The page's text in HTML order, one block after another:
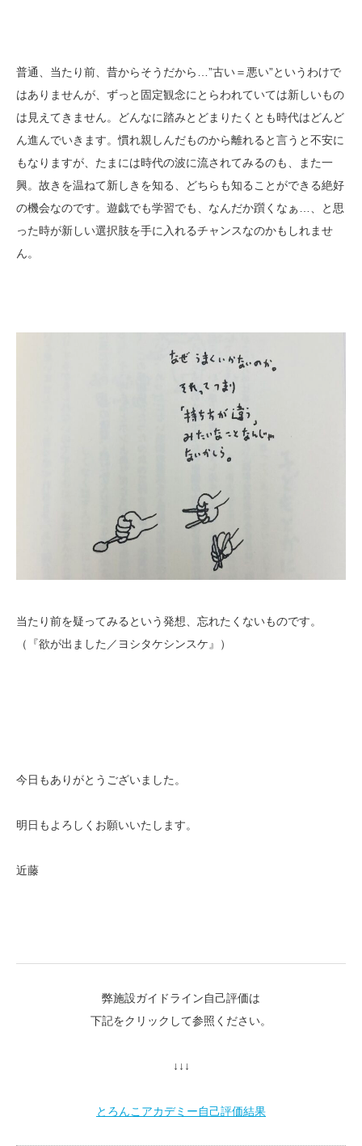
普通、当たり前、昔からそうだから…”古い＝悪い”というわけで
はありませんが、ずっと固定観念にとらわれていては新しいもの
は見えてきません。どんなに踏みとどまりたくとも時代はどんど
ん進んでいきます。慣れ親しんだものから離れると言うと不安に
もなりますが、たまには時代の波に流されてみるのも、また一
興。故きを温ねて新しきを知る、どちらも知ることができる絶好
の機会なのです。遊戯でも学習でも、なんだか躓くなぁ…、と思
った時が新しい選択肢を手に入れるチャンスなのかもしれませ
ん。
当たり前を疑ってみるという発想、忘れたくないものです。
（『欲が出ました／ヨシタケシンスケ』）
今日もありがとうございました。
明日もよろしくお願いいたします。
近藤
弊施設ガイドライン自己評価は
下記をクリックして参照ください。
↓↓↓
とろんこアカデミー自己評価結果